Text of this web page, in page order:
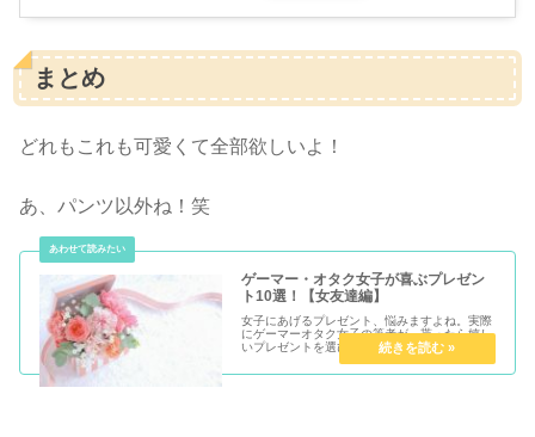
まとめ
どれもこれも可愛くて全部欲しいよ！
あ、パンツ以外ね！笑
ゲーマー・オタク女子が喜ぶプレゼン
ト10選！【女友達編】
女子にあげるプレゼント、悩みますよね。実際
にゲーマーオタク女子の筆者が、貰ったら嬉し
いプレゼントを選びました。プレゼントに悩ん